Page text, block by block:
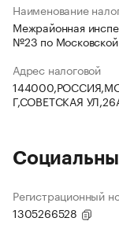
Наименование
Межрайонная
№23 по
Адрес налоговой
Г,СОВЕТСКАЯ
Регистрационный
1305266528